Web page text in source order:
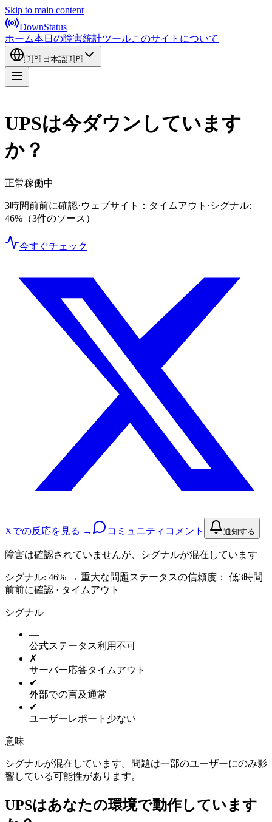
Skip to main content
DownStatus
ホーム本日の障害統計ツールこのサイトについて
🇯🇵 日本語🇯🇵
UPSは今ダウンしています
か？
正常稼働中
3時間前前に確認·ウェブサイト：タイムアウト ·シグナル:
46% （3件のソース）
今すぐチェック
Xでの反応を見る → コミュニティコメント 通知する
障害は確認されていませんが、シグナルが混在しています
シグナル: 46% → 重大な問題 ステータスの信頼度： 低3時間
前前に確認 · タイムアウト
シグナル
—
公式ステータス利用不可
✗
サーバー応答タイムアウト
✔
外部での言及通常
✔
ユーザーレポート 少ない
意味
シグナルが混在しています。問題は一部のユーザーにのみ影
響している可能性があります。
UPSはあなたの環境で動作しています